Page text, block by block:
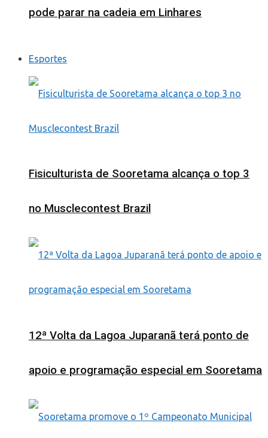
pode parar na cadeia em Linhares
Esportes
Fisiculturista de Sooretama alcança o top 3
no Musclecontest Brazil
12ª Volta da Lagoa Juparanã terá ponto de
apoio e programação especial em Sooretama